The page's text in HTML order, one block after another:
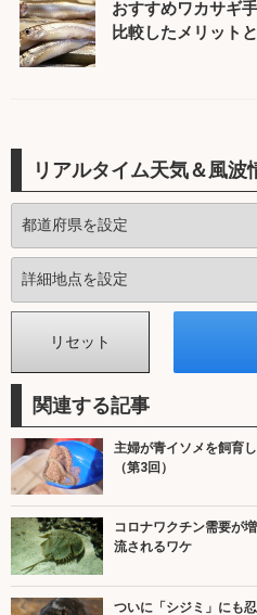
おすすめワカサギ
比較したメリット
リアルタイム天気＆風波
関連する記事
主婦が青イソメを飼育
（第3回）
コロナワクチン需要が
流されるワケ
ついに「シジミ」にも